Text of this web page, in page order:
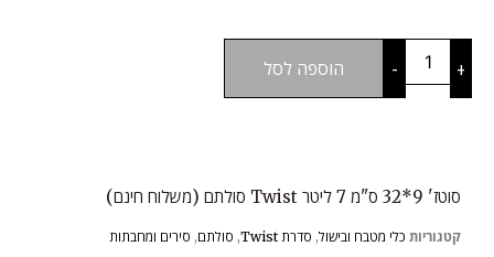
+
- הוספה לסל
סוטז' 9*32 ס"מ 7 ליטר Twist סולתם (משלוח חינם)
קטגוריות כלי מטבח ובישול, סדרת Twist , סולתם, סירים ומחבתות